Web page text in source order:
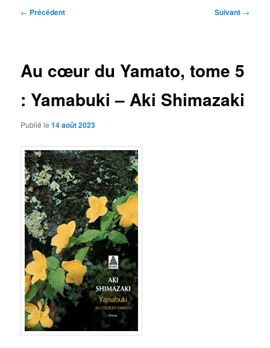
Navigation
← Précédent Suivant →
Au cœur du Yamato, tome 5
: Yamabuki – Aki Shimazaki
Publié le14 août 2023